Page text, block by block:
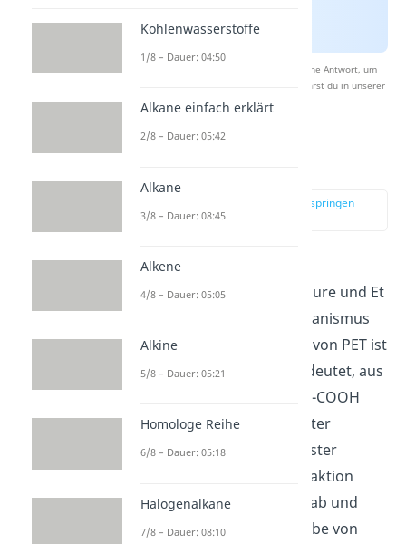
Nach Beantwortung speichern wir deine Antwort, um
Studyflix zu verbessern. Mehr dazu erfährst du in unserer
Datenschutzerklärung
zur Stelle im Video springen
(01:17)
PETstellst du aus den
Monomeren Terephthalsäure und Et
hylenglycol her. Der Mechanismus
bei der Polykondensation von PET ist
eine Veresterung. Das bedeutet, aus
der funktionellen Gruppe -COOH
(Carboxylgruppe) wird unter
Abspaltung von H
O ein Ester
(RCOOR‘) gebildet. Die Reaktion
läuft unter Säurekatalyse ab und
wird somit durch Hinzugabe von
Kohlenwasserstoffe
1/8 – Dauer: 04:50
Alkane einfach erklärt
2/8 – Dauer: 05:42
Alkane
3/8 – Dauer: 08:45
Alkene
4/8 – Dauer: 05:05
Alkine
5/8 – Dauer: 05:21
Homologe Reihe
6/8 – Dauer: 05:18
Halogenalkane
7/8 – Dauer: 08:10